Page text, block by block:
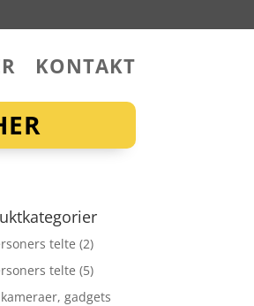
KONTAKT
telte (2)
telte (5)
gadgets